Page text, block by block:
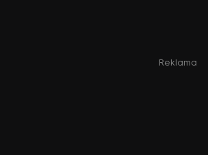
Reklama